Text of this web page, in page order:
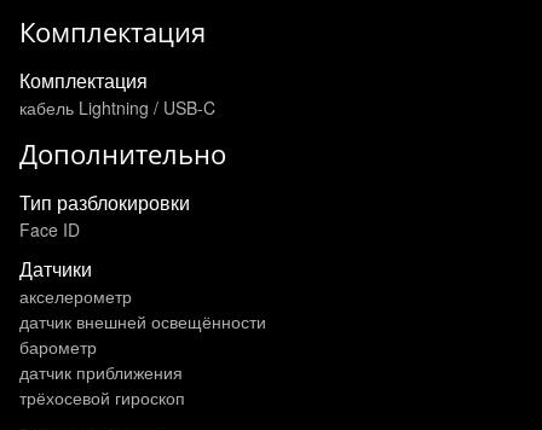
Комплектация
Комплектация
кабель Lightning / USB-C
Дополнительно
Тип разблокировки
Face ID
Датчики
акселерометр
датчик внешней освещённости
барометр
датчик приближения
трёхосевой гироскоп